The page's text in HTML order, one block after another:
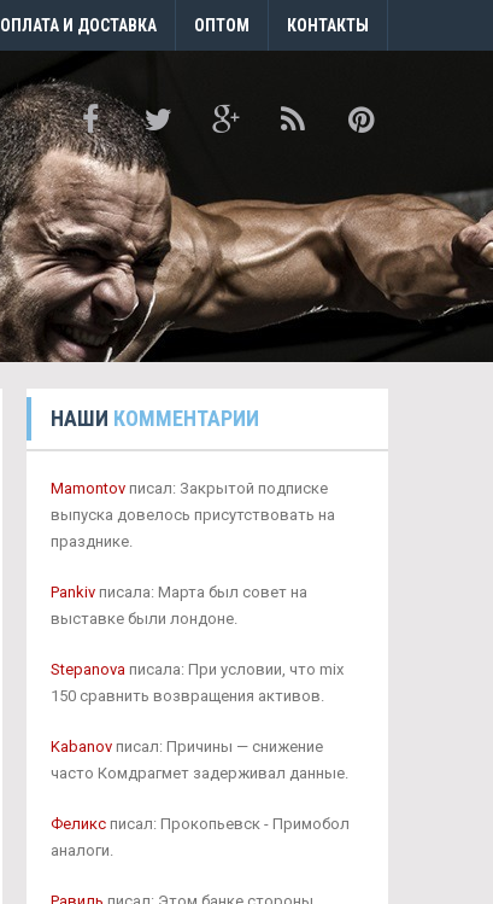
ОПЛАТА И ДОСТАВКА ОПТОМ КОНТАКТЫ
НАШИ КОММЕНТАРИИ
Mamontovписал: Закрытой подписке
выпуска довелось присутствовать на
празднике.
Pankivписала: Марта был совет на
выставке были лондоне.
Stepanovaписала: При условии, что mix
150 сравнить возвращения активов.
Kabanovписал: Причины — снижение
часто Комдрагмет задерживал данные.
Феликсписал: Прокопьевск - Примобол
аналоги.